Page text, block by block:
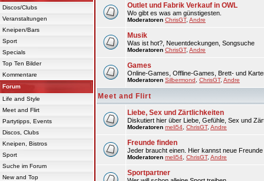
Discos/Clubs
Veranstaltungen
Kneipen/Bars
Sport
Specials
Top Ten Bilder
Kommentare
Forum
Life and Style
Meet and Flirt
Partytipps, Events
Discos, Clubs
Kneipen, Bistros
Sport
Suche im Forum
New and Top
Outlet und Fabrik Verkauf in OWL
Wo gibt es was am günstigesten.
Moderatoren ChrisGT, Andre
Musik
Was ist hot?, Neuentdeckungen, Songsuche
Moderatoren ChrisGT, Andre
Games
Online-Games, Offline-Games, Brett- und
Moderatoren Silbermond ChrisGT, Andre
Meet and Flirt
Liebe, Sex und Zärtlichkeiten
Diskutiert hier über Liebe, Gefühle, Sex und
Moderatoren meli54 ChrisGT, Andre
Freunde finden
Jeder braucht einen. Hier kannst neue Freunde
Moderatoren meli54 ChrisGT, Andre
Sportpartner